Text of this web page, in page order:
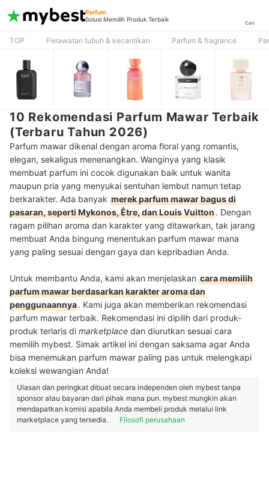
Parfum
Solusi Memilih Produk Terbaik
Cari
TOP Perawatan tubuh & kecantikan Parfum & fragrance
10 Rekomendasi Parfum Mawar Terbaik
(Terbaru Tahun 2026)
Parfum mawar dikenal dengan aroma floral yang romantis,
elegan, sekaligus menenangkan. Wanginya yang klasik
membuat parfum ini cocok digunakan baik untuk wanita
maupun pria yang menyukai sentuhan lembut namun tetap
berkarakter. Ada banyak merek parfum mawar bagus di
pasaran, seperti Mykonos, Être, dan Louis Vuitton. Dengan
ragam pilihan aroma dan karakter yang ditawarkan, tak jarang
membuat Anda bingung menentukan parfum mawar mana
yang paling sesuai dengan gaya dan kepribadian Anda.
Untuk membantu Anda, kami akan menjelaskan cara memilih
parfum mawar berdasarkan karakter aroma dan
penggunaannya. Kami juga akan memberikan rekomendasi
parfum mawar terbaik. Rekomendasi ini dipilih dari produk-
produk terlaris di marketplace dan diurutkan sesuai cara
memilih mybest. Simak artikel ini dengan saksama agar Anda
bisa menemukan parfum mawar paling pas untuk melengkapi
koleksi wewangian Anda!
Ulasan dan peringkat dibuat secara independen oleh mybest tanpa
sponsor atau bayaran dari pihak mana pun. mybest mungkin akan
mendapatkan komisi apabila Anda membeli produk melalui link
marketplace yang tersedia.
Filosofi perusahaan